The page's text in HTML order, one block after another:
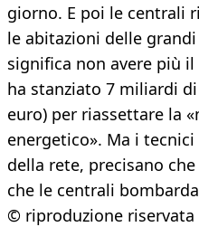
giorno. E poi le centrali
le abitazioni delle
significa non avere più
ha stanziato 7 miliardi
euro) per riassettare la
energetico». Ma i
della rete, precisano
che le centrali
© riproduzione riservata